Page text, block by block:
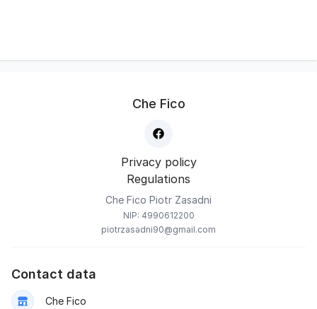
Che Fico
Privacy policy
Regulations
Che Fico Piotr Zasadni
NIP: 4990612200
piotrzasadni90@gmail.com
Contact data
Che Fico